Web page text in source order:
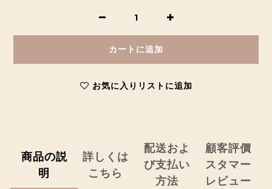
カートに追加
お気に入りリストに追加
商品の説
明
詳しくは
こちら
配送およ
び支払い
方法
顧客評價
スタマー
レビュー